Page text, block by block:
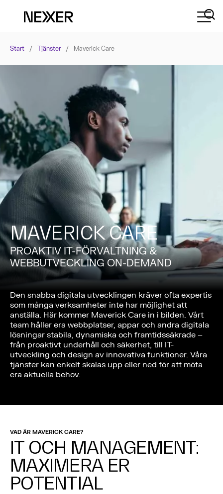
Start / Tjänster / Maverick Care
MAVERICK CARE
PROAKTIV IT-FÖRVALTNING &
WEBBUTVECKLING ON-DEMAND
Den snabba digitala utvecklingen kräver ofta expertis
som många verksamheter inte har möjlighet att
anställa. Här kommer Maverick Care in i bilden. Vårt
team håller era webbplatser, appar och andra digitala
lösningar stabila, dynamiska och framtidssäkrade –
från proaktivt underhåll och säkerhet, till IT-
utveckling och design av innovativa funktioner. Våra
tjänster kan enkelt skalas upp eller ned för att möta
era aktuella behov.
VAD ÄR MAVERICK CARE?
IT OCH MANAGEMENT:
MAXIMERA ER
POTENTIAL